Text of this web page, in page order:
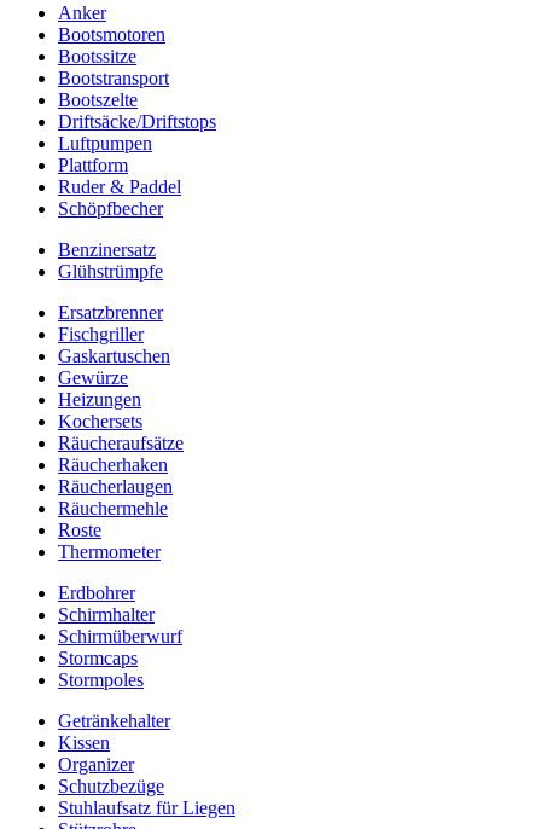
Anker
Bootsmotoren
Bootssitze
Bootstransport
Bootszelte
Driftsäcke/Driftstops
Luftpumpen
Plattform
Ruder & Paddel
Schöpfbecher
Benzinersatz
Glühstrümpfe
Ersatzbrenner
Fischgriller
Gaskartuschen
Gewürze
Heizungen
Kochersets
Räucheraufsätze
Räucherhaken
Räucherlaugen
Räuchermehle
Roste
Thermometer
Erdbohrer
Schirmhalter
Schirmüberwurf
Stormcaps
Stormpoles
Getränkehalter
Kissen
Organizer
Schutzbezüge
Stuhlaufsatz für Liegen